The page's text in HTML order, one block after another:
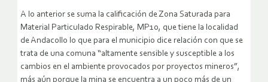
A lo anterior se suma la calificación de Zona Saturada para
Material Particulado Respirable, MP10, que tiene la localidad
de Andacollo lo que para el municipio dice relación con que se
trata de una comuna “altamente sensible y susceptible a los
cambios en el ambiente provocados por proyectos mineros”,
más aún porque la mina se encuentra a un poco más de un